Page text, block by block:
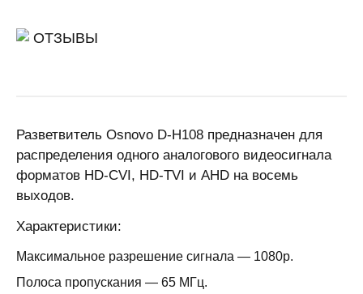
ОТЗЫВЫ
Разветвитель Osnovo D-H108 предназначен для
распределения одного аналогового видеосигнала
форматов HD-CVI, HD-TVI и AHD на восемь
выходов.
Характеристики:
Максимальное разрешение сигнала — 1080p.
Полоса пропускания — 65 МГц.